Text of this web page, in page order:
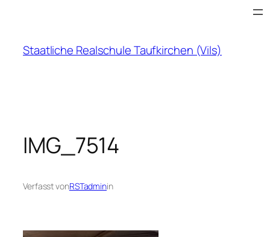
Staatliche Realschule Taufkirchen (Vils)
IMG_7514
Verfasst vonRSTadminin